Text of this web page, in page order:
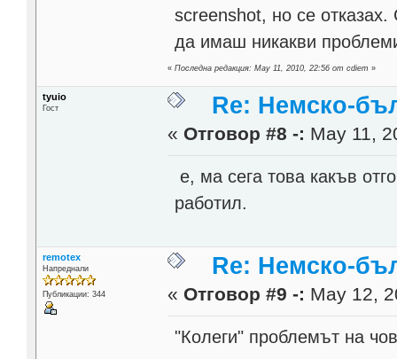
screenshot, но се
да имаш никакви
«Последна редакция: May 11, 2010, 22:56 от cdiem »
tyuio
Гост Re: Немско-
« Отговор #8 -: May 11,
е, ма сега това какъв
работил.
remotex
Напреднали
Публикации: 344
Re: Немско-
« Отговор #9 -: May 12,
"Колеги" проблемът на